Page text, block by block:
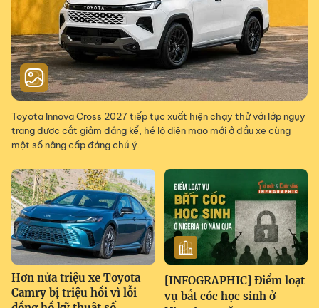
Toyota Innova Cross 2027 tiếp tục xuất hiện chạy thử với lớp ngụy
trang được cắt giảm đáng kể, hé lộ diện mạo mới ở đầu xe cùng
một số nâng cấp đáng chú ý.
Hơn nửa triệu xe Toyota
Camry bị triệu hồi vì lỗi
[INFOGRAPHIC] Điểm loạt
vụ bắt cóc học sinh ở